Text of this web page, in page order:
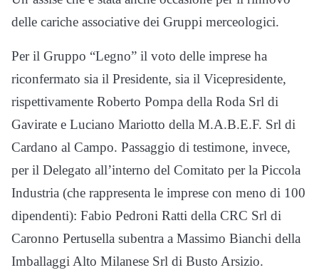
delle cariche associative dei Gruppi merceologici.
Per il Gruppo “Legno” il voto delle imprese ha
riconfermato sia il Presidente, sia il Vicepresidente,
rispettivamente Roberto Pompa della Roda Srl di
Gavirate e Luciano Mariotto della M.A.B.E.F. Srl di
Cardano al Campo. Passaggio di testimone, invece,
per il Delegato all’interno del Comitato per la Piccola
Industria (che rappresenta le imprese con meno di 100
dipendenti): Fabio Pedroni Ratti della CRC Srl di
Caronno Pertusella subentra a Massimo Bianchi della
Imballaggi Alto Milanese Srl di Busto Arsizio.